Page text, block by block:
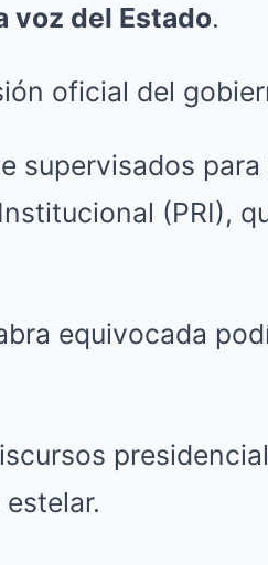
voz del Estado.
oficial del
supervisados para
(PRI),
equivocada